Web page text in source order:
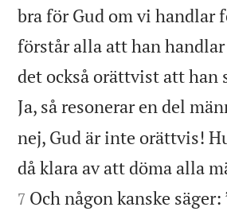
bra för Gud om vi handlar
förstår alla att han
det också orättvist att han
Ja, så resonerar en del
nej, Gud är inte orättvis!
då klara av att döma alla
7 Och någon kanske säger: